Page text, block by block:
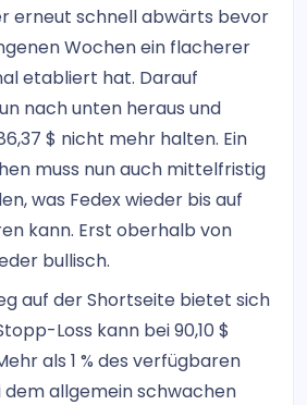
erneut schnell abwärts bevor
Wochen ein flacherer
etabliert hat. Darauf
nach unten heraus und
$ nicht mehr halten. Ein
muss nun auch mittelfristig
was Fedex wieder bis auf
kann. Erst oberhalb von
bullisch.
auf der Shortseite bietet sich
Loss kann bei 90,10 $
als 1 % des verfügbaren
dem allgemein schwachen